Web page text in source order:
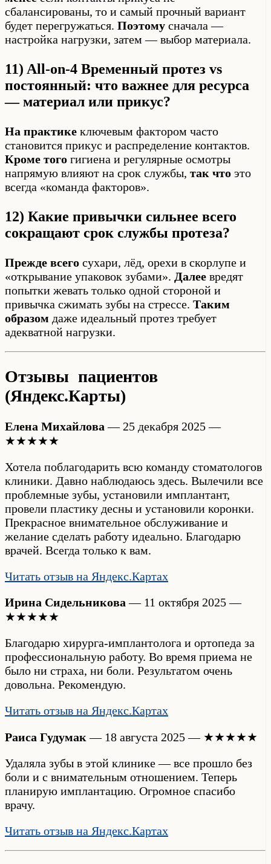
сбалансированы, то и самый прочный вариант
будет перегружаться. Поэтому сначала —
настройка нагрузки, затем — выбор материала.
11) All-on-4 Временный протез vs
постоянный: что важнее для ресурса
— материал или прикус?
На практике ключевым фактором часто
становится прикус и распределение контактов.
Кроме того гигиена и регулярные осмотры
напрямую влияют на срок службы, так что это
всегда «команда факторов».
12) Какие привычки сильнее всего
сокращают срок службы протеза?
Прежде всего сухари, лёд, орехи в скорлупе и
«открывание упаковок зубами». Далее вредят
попытки жевать только одной стороной и
привычка сжимать зубы на стрессе. Таким
образом даже идеальный протез требует
адекватной нагрузки.
Отзывы пациентов
(Яндекс.Карты)
Елена Михайлова — 25 декабря 2025 —
★★★★★
Хотела поблагодарить всю команду стоматологов
клиники. Давно наблюдаюсь здесь. Вылечили все
проблемные зубы, установили имплантант,
провели пластику десны и установили коронки.
Прекрасное внимательное обслуживание и
желание сделать работу идеально. Благодарю
врачей. Всегда только к вам.
Читать отзыв на Яндекс.Картах
Ирина Сидельникова — 11 октября 2025 —
★★★★★
Благодарю хирурга-имплантолога и ортопеда за
профессиональную работу. Во время приема не
было ни страха, ни боли. Результатом очень
довольна. Рекомендую.
Читать отзыв на Яндекс.Картах
Раиса Гудумак — 18 августа 2025 — ★★★★★
Удаляла зубы в этой клинике — все прошло без
боли и с внимательным отношением. Теперь
планирую имплантацию. Огромное спасибо
врачу.
Читать отзыв на Яндекс.Картах